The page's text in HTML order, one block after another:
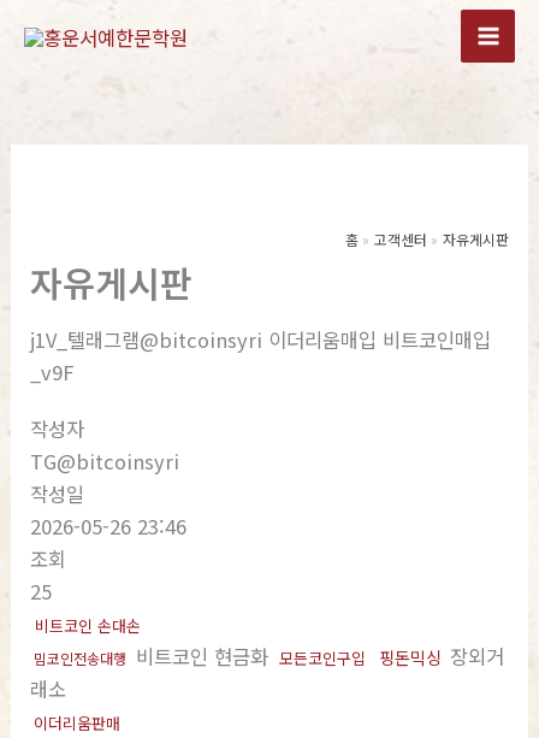
홈 고객센터 자유게시판
자유게시판
j1V_텔래그램@bitcoinsyri 이더리움매입 비트코인매입
_v9F
작성자
TG@bitcoinsyri
작성일
2026-05-26 23:46
조회
25
비트코인 손대손
밈코인전송대행 비트코인 현금화 모든코인구입 핑돈믹싱 장외거
래소
이더리움판매